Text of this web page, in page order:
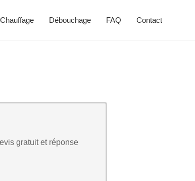
Chauffage Débouchage FAQ Contact
gratuit et réponse